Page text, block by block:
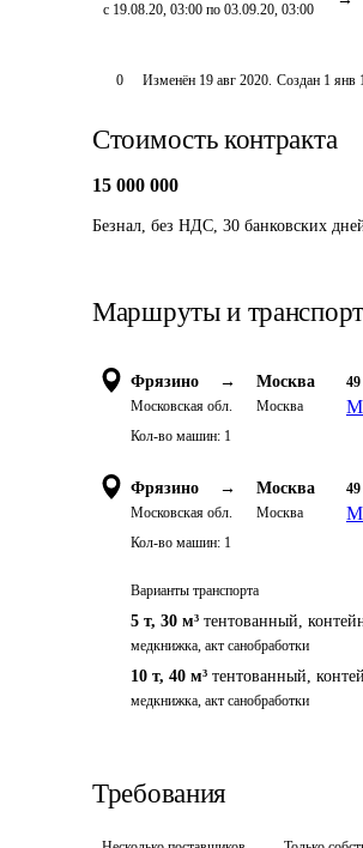
с 19.08.20, 03:00 по 03.09.20, 03:00
0 Изменён 19 авг 2020. Создан 1 янв
Стоимость контракта
15 000 000
Безнал, без НДС, 30 банковских
Маршруты и транспорт
Фрязино →
Московская обл.
Москва
Москва
49
Кол-во машин: 1
Фрязино →
Московская обл.
Москва
Москва
49
Кол-во машин: 1
Варианты транспорта
5 т, 30 м³ тентованный,
медкнижка, акт санобработки
10 т, 40 м³ тентованный,
медкнижка, акт санобработки
Требования